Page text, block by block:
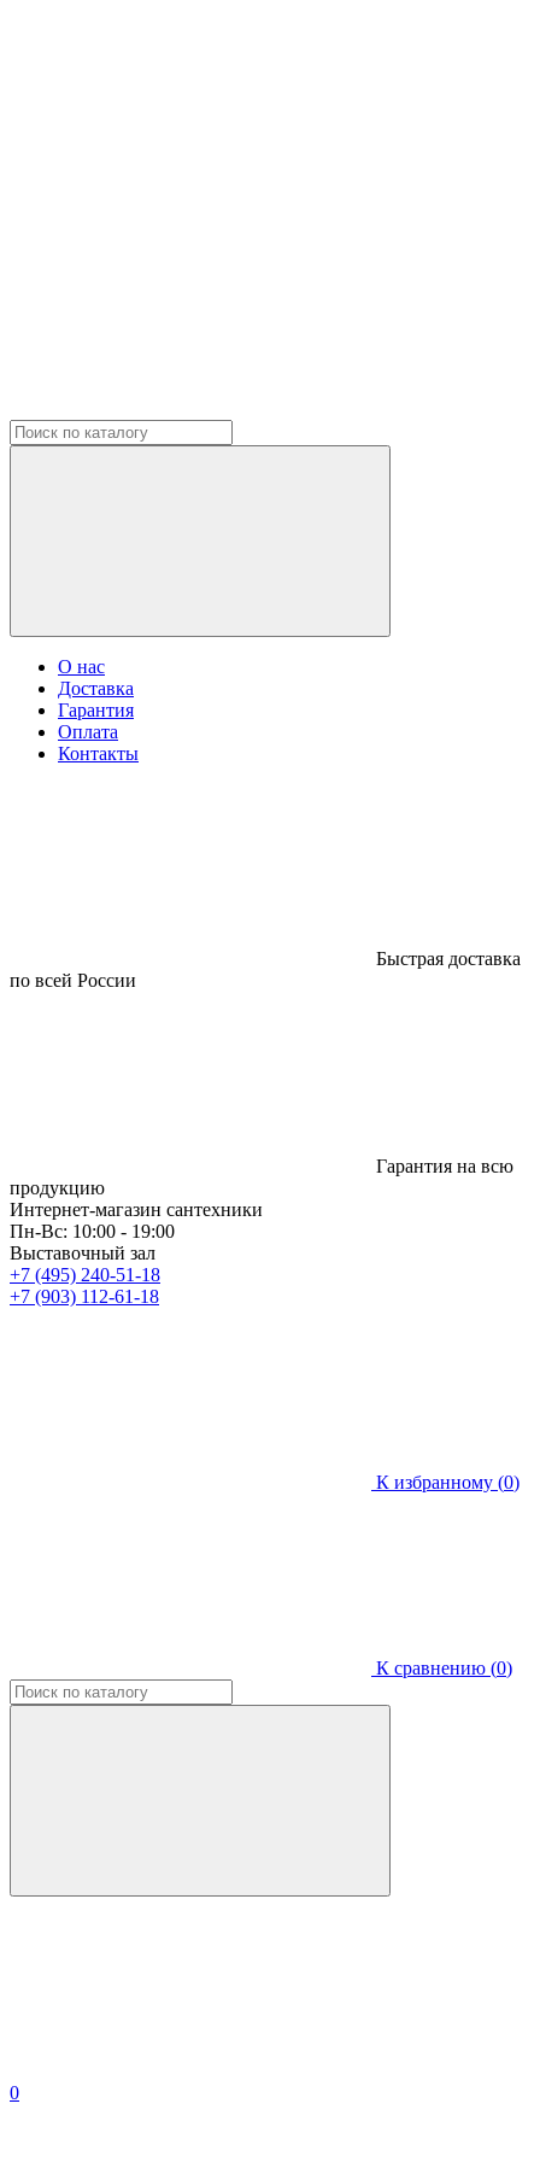
О нас
Доставка
Гарантия
Оплата
Контакты
Быстрая доставка
по всей России
Гарантия на всю
продукцию
Интернет-магазин сантехники
Пн-Вс: 10:00 - 19:00
Выставочный зал
+7 (495) 240-51-18
+7 (903) 112-61-18
К избранному (0)
К сравнению (0)
0